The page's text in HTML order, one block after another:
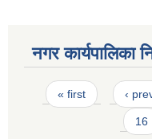
नगर कार्यपालिका
Pages
« first ‹
16